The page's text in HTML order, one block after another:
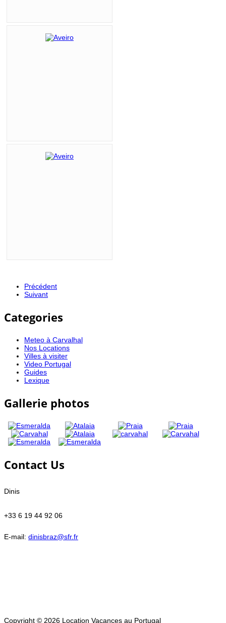
Précédent
Suivant
Categories
Meteo à Carvalhal
Nos Locations
Villes à visiter
Video Portugal
Guides
Lexique
Gallerie photos
Contact Us
Dinis
+33 6 19 44 92 06
E-mail: dinisbraz@sfr.fr
Copyright © 2026 Location Vacances au Portugal